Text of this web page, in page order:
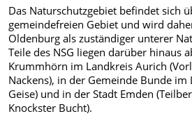
Das Naturschutzgebiet befindet sich
gemeindefreien Gebiet und wird
Oldenburg als zuständiger unterer
Teile des NSG liegen darüber hinaus
Krummhörn im Landkreis Aurich
Nackens), in der Gemeinde Bunde
Geise) und in der Stadt Emden
Knockster Bucht).